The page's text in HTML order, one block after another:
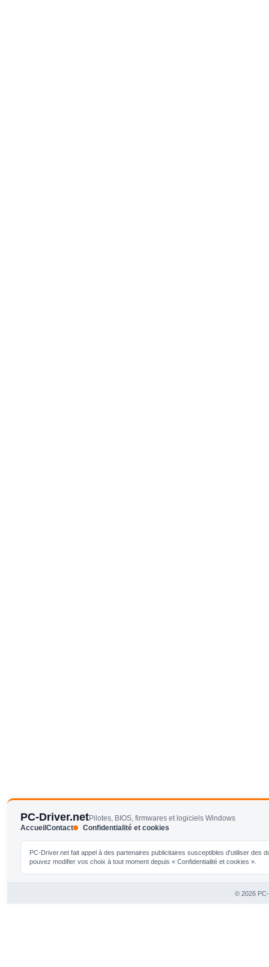
PC-Driver.netPilotes, BIOS, firmwares et logiciels Windows
AccueilContact Confidentialité et cookies
PC-Driver.net fait appel à des partenaires publicitaires susceptibles d'utiliser
pouvez modifier vos choix à tout moment depuis « Confidentialité et cookies ».
© 2026